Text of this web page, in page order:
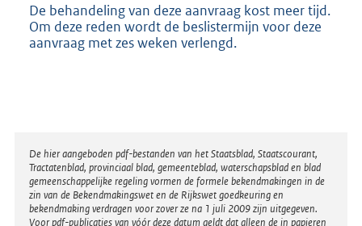
K
b
De behandeling van deze aanvraag kost meer tijd.
Om deze reden wordt de beslistermijn voor deze
aanvraag met zes weken verlengd.
Disclaimer
De hier aangeboden pdf-bestanden van het Staatsblad, Staatscourant,
Tractatenblad, provinciaal blad, gemeenteblad, waterschapsblad en blad
gemeenschappelijke regeling vormen de formele bekendmakingen in de
zin van de Bekendmakingswet en de Rijkswet goedkeuring en
bekendmaking verdragen voor zover ze na 1 juli 2009 zijn uitgegeven.
Voor pdf-publicaties van vóór deze datum geldt dat alleen de in papieren